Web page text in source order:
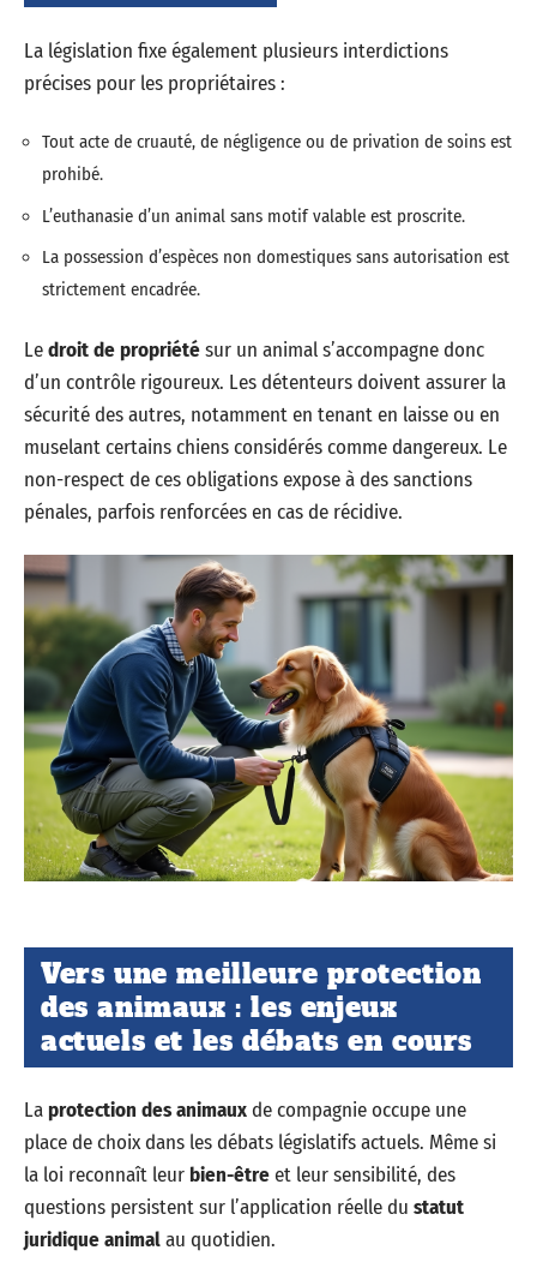
La législation fixe également plusieurs interdictions
précises pour les propriétaires :
Tout acte de cruauté, de négligence ou de privation de soins est
prohibé.
L’euthanasie d’un animal sans motif valable est proscrite.
La possession d’espèces non domestiques sans autorisation est
strictement encadrée.
Ledroit de propriétésur un animal s’accompagne donc
d’un contrôle rigoureux. Les détenteurs doivent assurer la
sécurité des autres, notamment en tenant en laisse ou en
muselant certains chiens considérés comme dangereux. Le
non-respect de ces obligations expose à des sanctions
pénales, parfois renforcées en cas de récidive.
Vers une meilleure protection
des animaux : les enjeux
actuels et les débats en cours
Laprotection des animauxde compagnie occupe une
place de choix dans les débats législatifs actuels. Même si
la loi reconnaît leur bien-êtreet leur sensibilité, des
questions persistent sur l’application réelle du statut
juridique animalau quotidien.